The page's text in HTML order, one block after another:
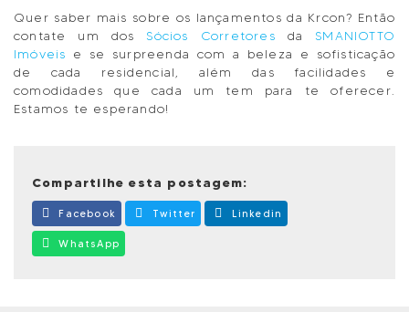
Quer saber mais sobre os lançamentos da Krcon? Então
contate um dos Sócios Corretores da SMANIOTTO
Imóveis e se surpreenda com a beleza e sofisticação
de cada residencial, além das facilidades e
comodidades que cada um tem para te oferecer.
Estamos te esperando!
Compartilhe esta postagem:
Facebook Twitter Linkedin
WhatsApp